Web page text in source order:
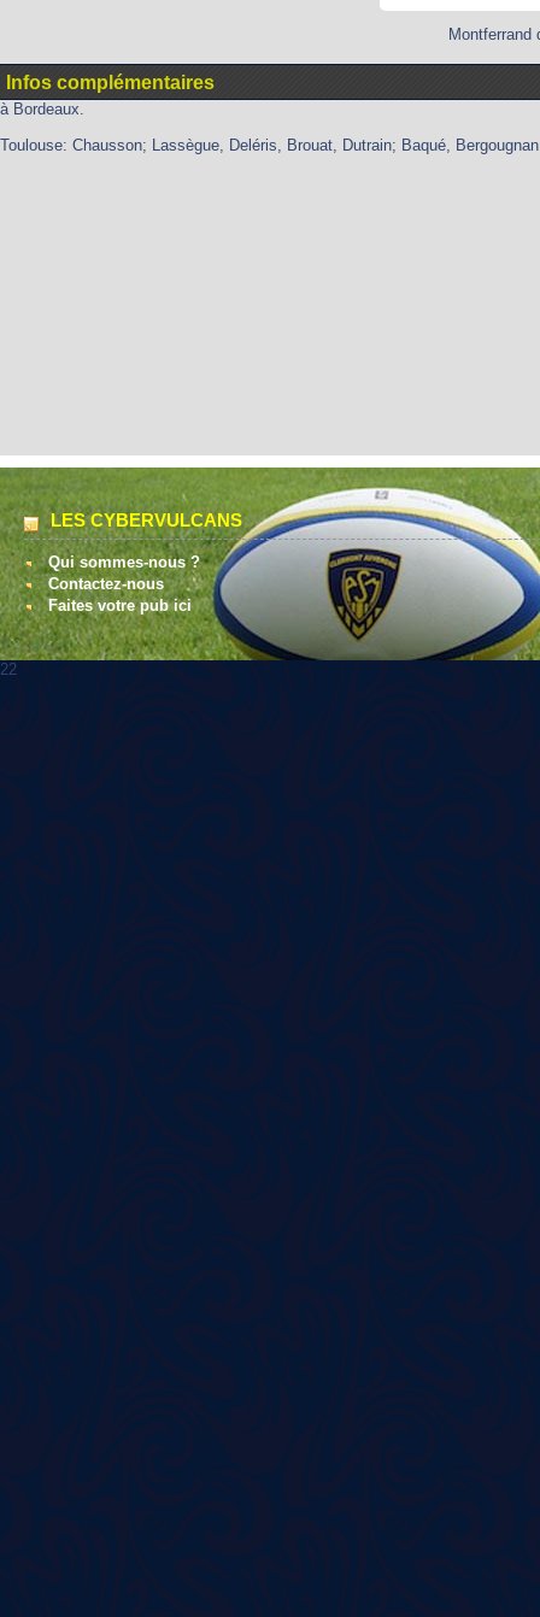
Infos complémentaires
à Bordeaux.
Toulouse: Chausson; Lassègue, Deléris, Brouat, Dutrain; Baqué,
LES CYBERVULCANS
Qui sommes-nous ?
Contactez-nous
Faites votre pub ici
22